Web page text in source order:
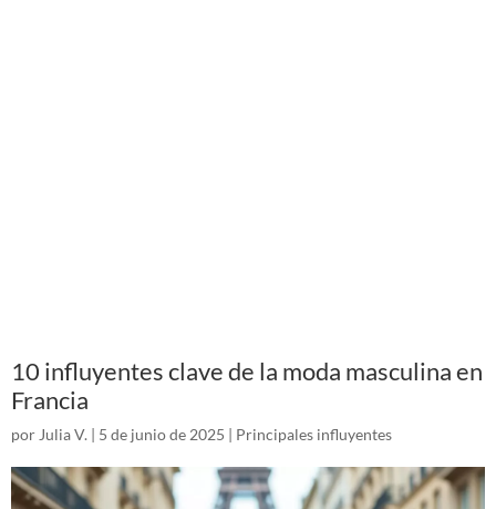
10 influyentes clave de la moda masculina en
Francia
por Julia V. | 5 de junio de 2025 | Principales influyentes